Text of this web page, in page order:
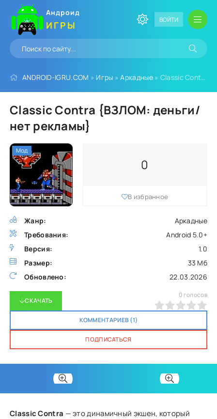
Андроид
ИГРЫ ВОЙТИ
ANDROID-IGRU.COM » Игры »Аркадные» Classic Contra {ВЗЛОМ: деньги/нет рекламы}
Classic Contra {ВЗЛОМ: деньги/
нет рекламы}
Жанр:
Аркадные
Требования:
Android 5.0+
Версия:
1.0
Размер:
33 Мб
Обновлено:
22.03.2026
0
В избранное
СКАЧАТЬ
КОММЕНТАРИЕВ (1)
ПОДПИСАТЬСЯ
0 голосов
Мод
Classic Contra — это динамичный экшен, который